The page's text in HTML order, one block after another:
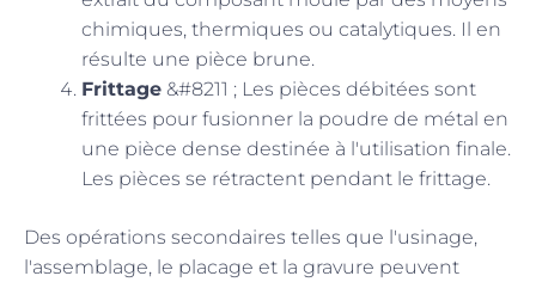
chimiques, thermiques ou catalytiques. Il en
résulte une pièce brune.
Frittage &#8211 ; Les pièces débitées sont
frittées pour fusionner la poudre de métal en
une pièce dense destinée à l'utilisation finale.
Les pièces se rétractent pendant le frittage.
Des opérations secondaires telles que l'usinage,
l'assemblage, le placage et la gravure peuvent